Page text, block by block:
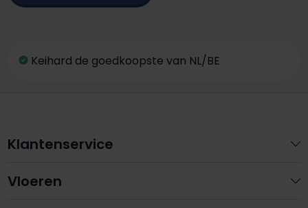
Keihard de goedkoopste van NL/BE
Klantenservice
Vloeren